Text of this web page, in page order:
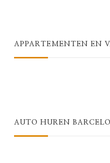
APPARTEMENTEN EN
AUTO HUREN